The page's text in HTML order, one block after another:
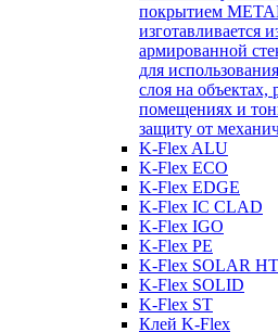
покрытием
изготавливается
армированной
для
слоя на
помещениях и
защиту от
K-Flex ALU
K-Flex ECO
K-Flex EDGE
K-Flex IC CLAD
K-Flex IGO
K-Flex PE
K-Flex SOLAR HT
K-Flex SOLID
K-Flex ST
Клей K-Flex